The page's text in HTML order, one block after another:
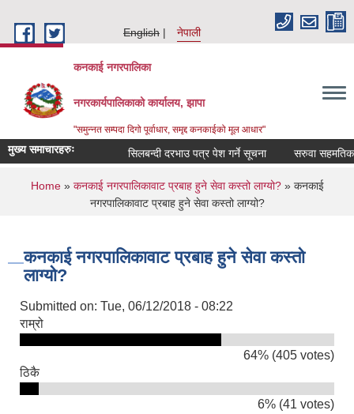
English
नेपाली
कनकाई नगरपालिका
नगरकार्यपालिकाको कार्यालय, झापा
"समुन्नत सम्पदा दिगो पूर्वाधार, समृद्द कनकाईको मूल आधार"
मुख्य समाचारहरुः सिलबन्दी दरभाउ पत्र पेश गर्ने सूचना सरुवा
You are here
Home» कनकाई नगरपालिकावाट प्रबाह हुने सेवा कस्तो लाग्यो?» कनकाई
नगरपालिकावाट प्रबाह हुने सेवा कस्तो लाग्यो?
कनकाई नगरपालिकावाट प्रबाह हुने सेवा कस्तो
लाग्यो?
Submitted on: Tue, 06/12/2018 - 08:22
राम्रो
64% (405 votes)
ठिकै
6% (41 votes)